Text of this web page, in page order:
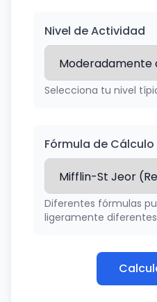
Nivel de Actividad
Selecciona tu nivel
Fórmula de Cálculo
Diferentes fórmulas
ligeramente diferentes